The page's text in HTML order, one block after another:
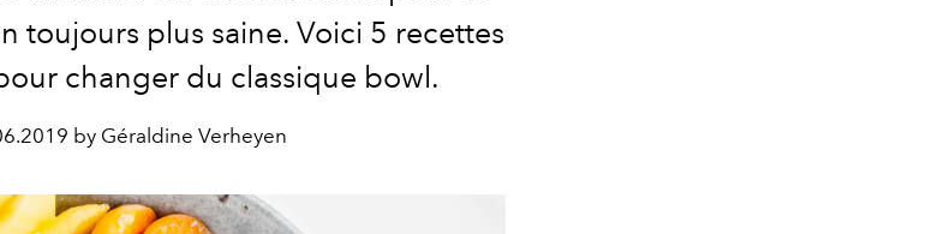
toujours plus saine. Voici 5 recettes
changer du classique bowl.
by Géraldine Verheyen